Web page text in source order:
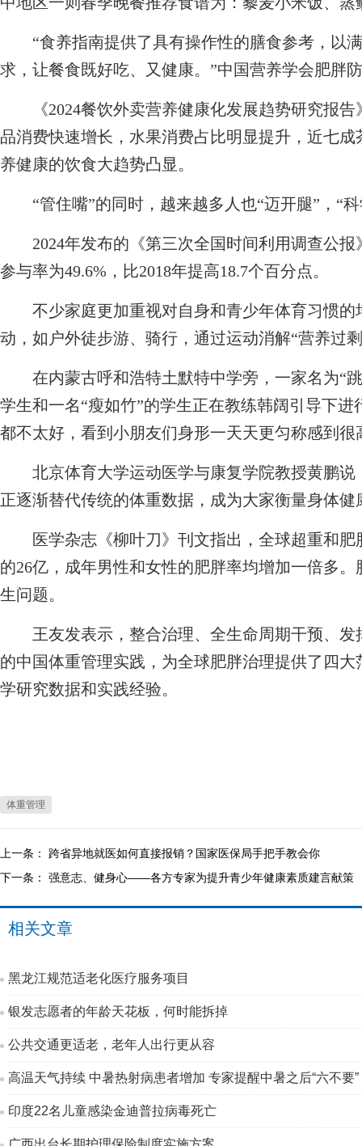
“食养指南提供了具有操作性的膳食参考，以
求，让餐食既好吃、又健康。”中国营养学会肥胖
《2024餐饮外卖营养健康化发展趋势研究报告
品消费快速增长，水果消费占比明显提升，近七
养健康的饮食大趋势凸显。
“管住嘴”的同时，越来越多人也“迈开腿”，“科
2024年发布的《第三次全国时间利用调查公报
参与率为49.6%，比2018年提高18.7个百分点。
不少家庭更加重视对自身和青少年体育习惯的
动，如户外徒步游、骑行，通过运动消解“营养过
在内蒙古呼和浩特土默特中学旁，一家名为“跳
学生和一名“瘦如竹”的学生正在教练韩阔引导下
都不太好，看到小朋友们身形一天天更匀称感到很
北京体育大学运动医学与康复学院教授黄鹏说
正逐渐替代传统的体重数据，成为大家衡量身体健
医学杂志《柳叶刀》刊文指出，全球超重和肥
的26亿，成年男性和女性的肥胖率均增加一倍多
生问题。
王友发表示，整合治理、全生命周期干预、发
的中国体重管理实践，为全球肥胖治理提供了四
学研究数据和实践经验。
体重管理
上一条： 跨省异地就医如何直接报销？国家医保局手把手教会你
下一条： 强意志、健身心——各方专家为提升青少年健康素质建言献策
相关文章
黑龙江规范适老化医疗服务项目
银发志愿者的年龄天花板，何时能拆掉
公共交通更适老，老年人出行更从容
高温天气持续 中暑热射病患者增加 专家提醒中暑之后“六不要”
印度22名儿童感染金迪普拉病毒死亡